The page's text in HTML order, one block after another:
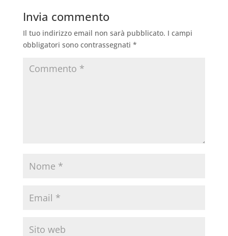
Invia commento
Il tuo indirizzo email non sarà pubblicato. I campi
obbligatori sono contrassegnati *